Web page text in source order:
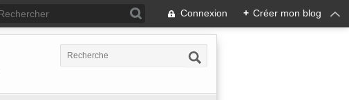
Connexion + Créer mon blog